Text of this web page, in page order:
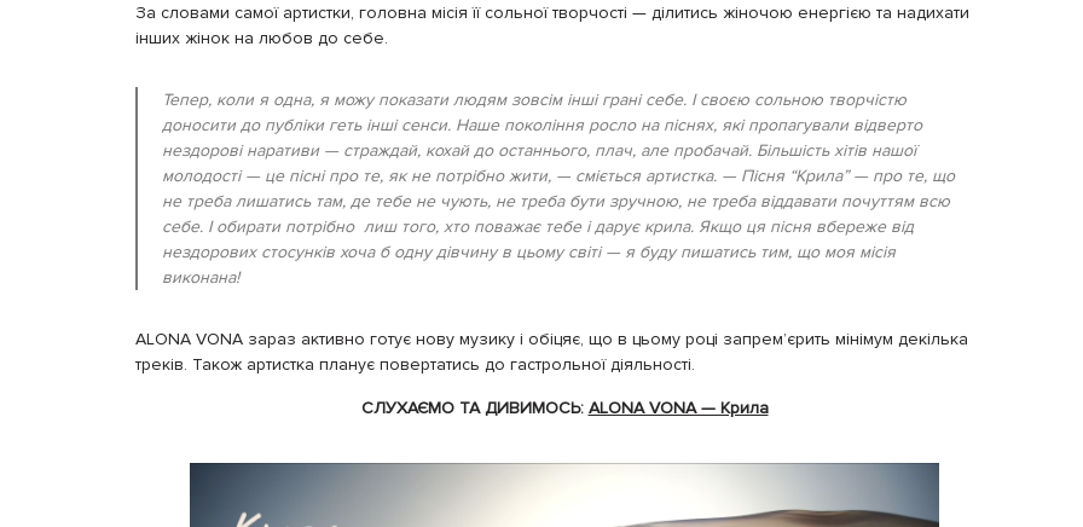
За словами самої артистки, головна місія її сольної творчості — ділитись жіночою енергією та надихати
інших жінок на любов до себе.
Тепер, коли я одна, я можу показати людям зовсім інші грані себе. І своєю сольною творчістю
доносити до публіки геть інші сенси. Наше покоління росло на піснях, які пропагували відверто
нездорові наративи — страждай, кохай до останнього, плач, але пробачай. Більшість хітів нашої
молодості — це пісні про те, як не потрібно жити, — сміється артистка. — Пісня “Крила” — про те, що
не треба лишатись там, де тебе не чують, не треба бути зручною, не треба віддавати почуттям всю
себе. І обирати потрібно лиш того, хто поважає тебе і дарує крила. Якщо ця пісня вбереже від
нездорових стосунків хоча б одну дівчину в цьому світі — я буду пишатись тим, що моя місія
виконана!
ALONA VONA зараз активно готує нову музику і обіцяє, що в цьому році запрем’єрить мінімум декілька
треків. Також артистка планує повертатись до гастрольної діяльності.
СЛУХАЄМО ТА ДИВИМОСЬ: ALONA VONA — Крила